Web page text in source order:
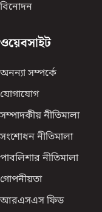
বিনোদন
ওয়েবসাইট
অনন্যা সম্পর্কে
যোগাযোগ
সম্পাদকীয় নীতিমালা
সংশোধন নীতিমালা
পাবলিশার নীতিমালা
গোপনীয়তা
আরএসএস ফিড